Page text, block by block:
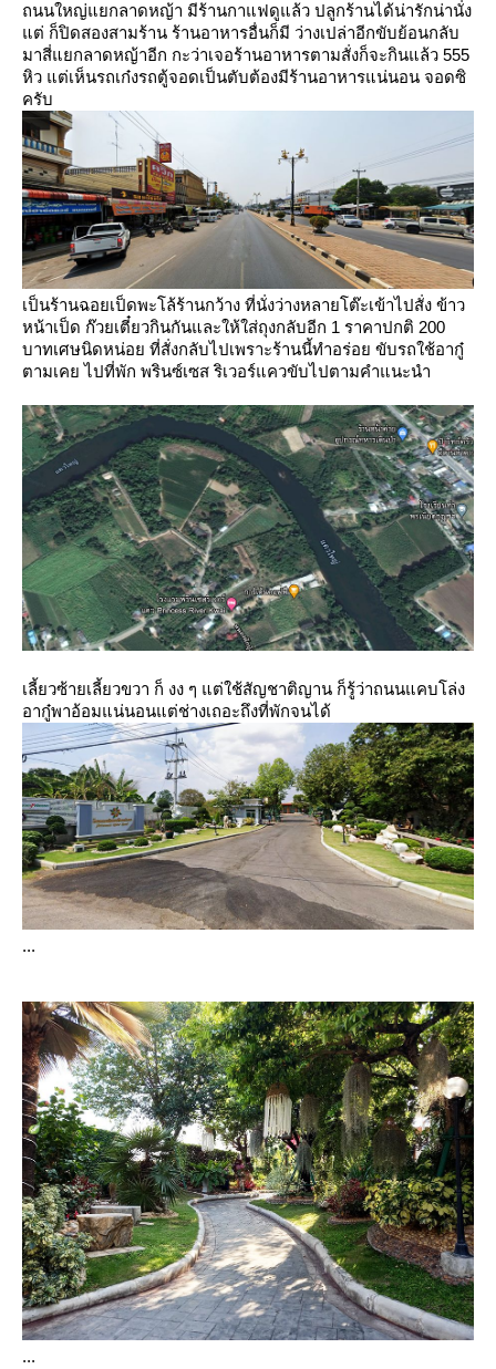
ถนนใหญ่แยกลาดหญ้า มีร้านกาแฟดูแล้ว ปลูกร้านได้น่ารักน่านั่ง
ต่ ก็ปิดสองสามร้าน ร้านอาหารอื่นก็มี ว่างเปล่าอีกขับย้อนกลับ
มาสี่แยกลาดหญ้าอีก กะว่าเจอร้านอาหารตามสั่งก็จะกินแล้ว 555
หิว ต่เห็นรถเก๋งรถตู้จอดเป็นตับต้องมีร้านอาหารแน่นอน จอดซิ
ครับ
เป็นร้านฉอยเป็ดพะโล้ร้านกว้าง ที่นั่งว่างหลายโต๊ะเข้าไปสั่ง ข้าว
หน้าเป็ด ก๊วยเตี๋ยวกินกันและให้ใส่ถุงกลับอีก 1 ราคาปกติ 200
บาทเศษนิดหน่อย ที่สั่งกลับไปเพราะร้านนี้ทำอร่อ ขับรถใช้อากู๋
ตามเคย ไปที่พัก พรินซ์เซส ริเวอร์แควขับไปตามคำแนะนำ
เลี้ยวซ้ายเลี้ยวขวา ก็ งง ๆ แต่ใช้สัญชาติญาน ก็รู้ว่าถนนแคบโล่ง
อากู๋พาอ้อมแน่นอนแต่ช่างเถอะถึงที่พักจนได้
...
...